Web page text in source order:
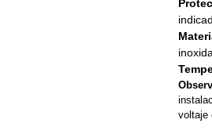
voltaje